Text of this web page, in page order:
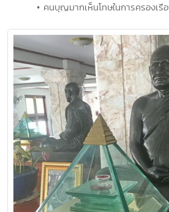
• คนบุญมากเห็นโทษในการครองเ